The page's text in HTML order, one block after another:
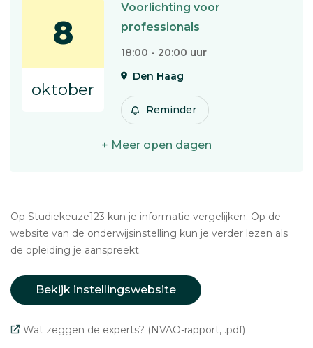
8
oktober
Voorlichting voor
professionals
18:00 - 20:00 uur
Den Haag
Reminder
+ Meer open dagen
Op Studiekeuze123 kun je informatie vergelijken. Op de
website van de onderwijsinstelling kun je verder lezen als
de opleiding je aanspreekt.
Bekijk instellingswebsite
Wat zeggen de experts? (NVAO-rapport, .pdf)